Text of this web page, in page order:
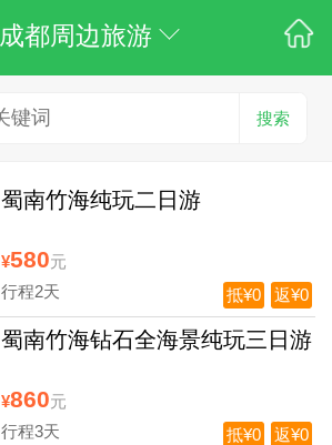
成都周边旅游
搜索
蜀南竹海纯玩二日游
¥580元
行程2天
返¥0
抵¥0
蜀南竹海钻石全海景纯玩三日游
¥860元
行程3天
返¥0
抵¥0